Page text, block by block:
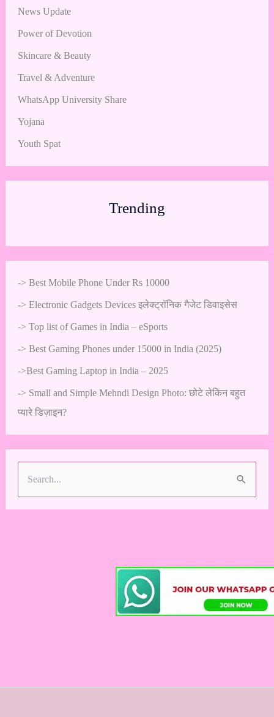
News Update
Power of Devotion
Skincare & Beauty
Travel & Adventure
WhatsApp University Share
Yojana
Youth Spat
Trending
-> Best Mobile Phone Under Rs 10000
-> Electronic Gadgets Devices इलेक्ट्रॉनिक गैजेट डिवाइसेस
-> Top list of Games in India – eSports
-> Best Gaming Phones under 15000 in India (2025)
->Best Gaming Laptop in India – 2025
-> Small and Simple Mehndi Design Photo: छोटे लेकिन बहुत
प्यारे डिज़ाइन?